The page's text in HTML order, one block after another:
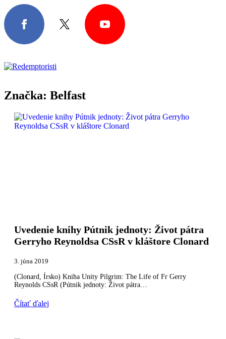
Značka: Belfast
Uvedenie knihy Pútnik jednoty: Život pátra
Gerryho Reynoldsa CSsR v kláštore Clonard
3. júna 2019
(Clonard, Írsko) Kniha Unity Pilgrim: The Life of Fr Gerry
Reynolds CSsR (Pútnik jednoty: Život pátra…
Čítať ďalej